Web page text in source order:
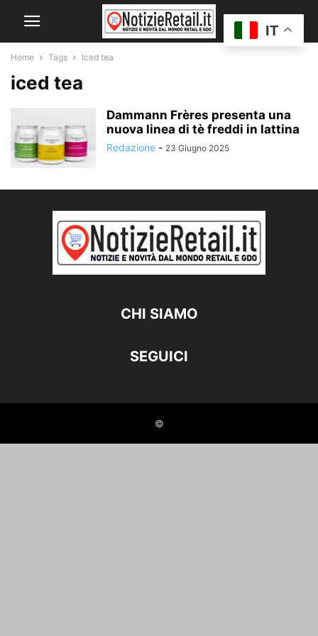
Home Tags Iced tea
iced tea
Dammann Frères presenta una
nuova linea di tè freddi in lattina
Redazione - 23 Giugno 2025
CHI SIAMO
SEGUICI
©
IT